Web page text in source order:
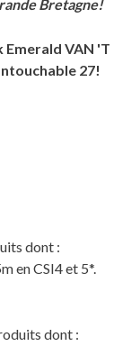
Bretagne!
VAN 'T
27!
dont :
en CSI4 et 5*.
dont :